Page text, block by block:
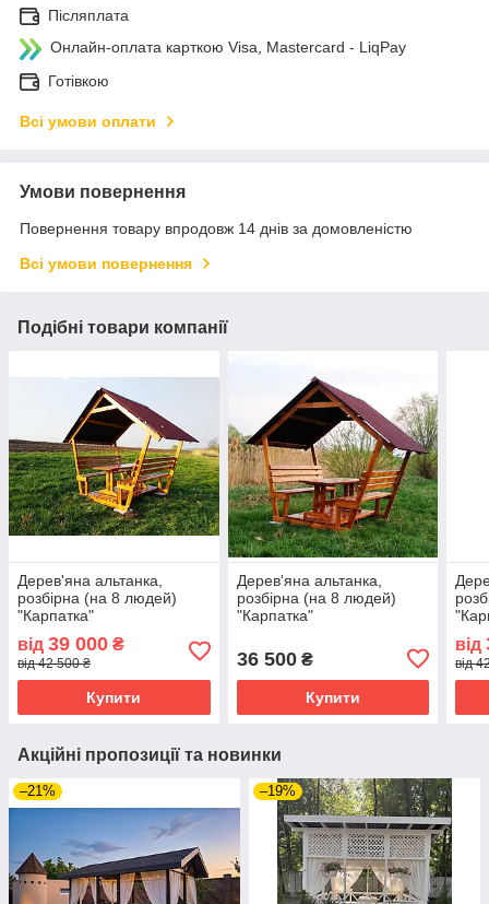
Післяплата
Онлайн-оплата карткою Visa, Mastercard - LiqPay
Готівкою
Всі умови оплати
Умови повернення
Повернення товару впродовж 14 днів за домовленістю
Всі умови повернення
Подібні товари компанії
Дерев'яна альтанка,
розбірна (на 8 людей)
"Карпатка"
від 39 000 ₴
від 42 500 ₴
Купити
Дерев'яна альтанка,
розбірна (на 8 людей)
"Карпатка"
36 500₴
Купити
від
від
Акційні пропозиції та новинки
–21% –19%